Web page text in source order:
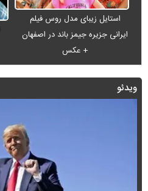
استایل زیبای مدل روس فیلم
ایرانی جزیره جیمز باند در اصفهان
+ عکس
ویدئو